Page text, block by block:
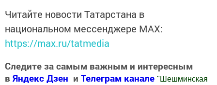
Читайте новости Татарстана в
национальном мессенджере MАХ:
https://max.ru/tatmedia
Следите за самым важным и интересным
в Яндекс Дзен и Телеграм канале " Шешминская